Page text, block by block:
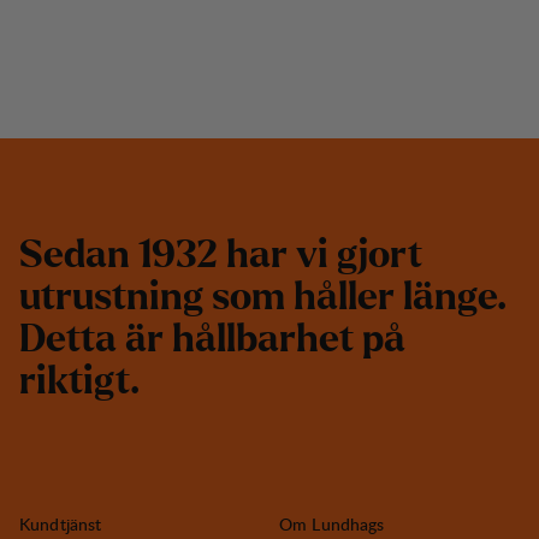
Sedan 1932 har vi gjort
utrustning som håller länge.
Detta är hållbarhet på
riktigt.
Kundtjänst Om Lundhags